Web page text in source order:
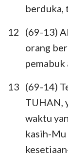
berduka,
12
(69-13)
orang
pemabuk
13 (69-14)
TUHAN,
waktu
kasih-Mu